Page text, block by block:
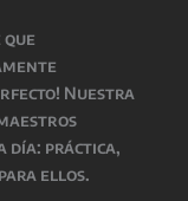
que
Nuestra
día: práctica,
ellos.